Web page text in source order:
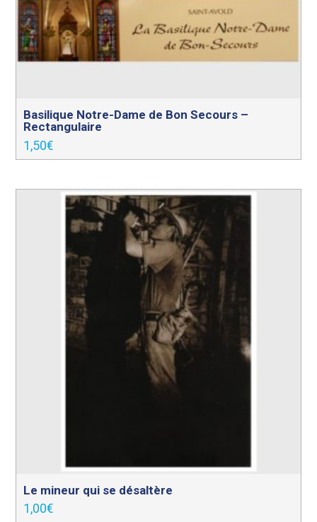
Basilique Notre-Dame de Bon Secours –
Rectangulaire
1,50€
Le mineur qui se désaltère
1,00€